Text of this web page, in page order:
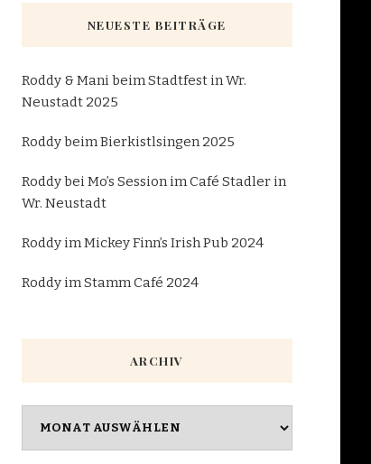
NEUESTE BEITRÄGE
Roddy & Mani beim Stadtfest in Wr.
Neustadt 2025
Roddy beim Bierkistlsingen 2025
Roddy bei Mo’s Session im Café Stadler in
Wr. Neustadt
Roddy im Mickey Finn’s Irish Pub 2024
Roddy im Stamm Café 2024
ARCHIV